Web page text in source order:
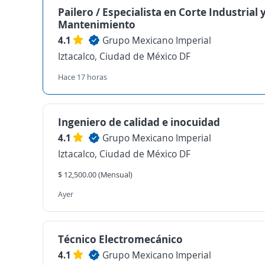
Pailero / Especialista en Corte Industrial
Mantenimiento
4.1
Grupo Mexicano Imperial
Iztacalco, Ciudad de México DF
Hace 17 horas
Ingeniero de calidad e inocuidad
4.1
Grupo Mexicano Imperial
Iztacalco, Ciudad de México DF
$ 12,500.00 (Mensual)
Ayer
Técnico Electromecánico
4.1
Grupo Mexicano Imperial